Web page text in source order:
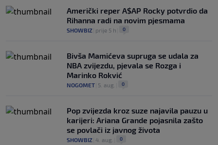
Američki reper A$AP Rocky potvrdio da
Rihanna radi na novim pjesmama
SHOWBIZ prije 5 h 0
Bivša Mamićeva supruga se udala za
NBA zvijezdu, pjevala se Rozga i
Marinko Rokvić
NOGOMET 5. aug. 0
Pop zvijezda kroz suze najavila pauzu u
karijeri: Ariana Grande pojasnila zašto
se povlači iz javnog života
SHOWBIZ 4. aug. 0